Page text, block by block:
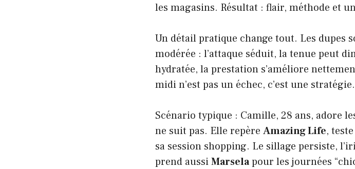
les magasins. Résultat : flair, méthode et
Un détail pratique change tout. Les dupes
modérée : l’attaque séduit, la tenue peut
hydratée, la prestation s’améliore
midi n’est pas un échec, c’est une stratégie.
Scénario typique : Camille, 28 ans, adore
ne suit pas. Elle repère Amazing Life,
sa session shopping. Le sillage persiste,
prend aussiMarselapour les journées